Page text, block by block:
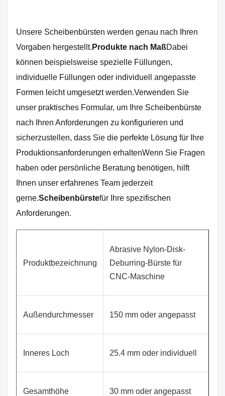
Unsere Scheibenbürsten werden genau nach Ihren
Vorgaben hergestellt. Produkte nach MaßDabei
können beispielsweise spezielle Füllungen,
individuelle Füllungen oder individuell angepasste
Formen leicht umgesetzt werden.Verwenden Sie
unser praktisches Formular, um Ihre Scheibenbürste
nach Ihren Anforderungen zu konfigurieren und
sicherzustellen, dass Sie die perfekte Lösung für Ihre
Produktionsanforderungen erhaltenWenn Sie Fragen
haben oder persönliche Beratung benötigen, hilft
Ihnen unser erfahrenes Team jederzeit
gerne.Scheibenbürstefür Ihre spezifischen
Anforderungen.
Produktbezeichnung
Abrasive Nylon-Disk-
Deburring-Bürste für
CNC-Maschine
Außendurchmesser 150 mm oder angepasst
Inneres Loch 25.4 mm oder individuell
Gesamthöhe 30 mm oder angepasst